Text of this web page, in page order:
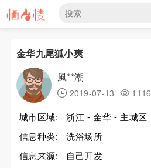
金华九尾狐小爽
風**潮
2019-07-13 1116
城市区域:
浙江 - 金华 - 主城区
信息种类:
洗浴场所
信息来源:
自己开发